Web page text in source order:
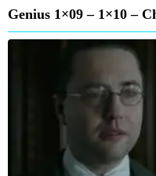
Genius 1×09 – 1×10 –